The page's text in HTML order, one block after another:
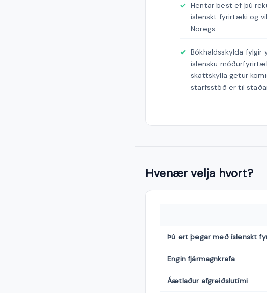
Hentar best ef þú
íslenskt fyrirtæki og
Noregs.
Bókhaldsskylda fylgir
íslensku
skattskylla getur
starfsstöð er til
Hvenær velja hvort?
Þú ert þegar með íslenskt
Engin fjármagnkrafa
Áætlaður afgreiðslutími